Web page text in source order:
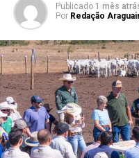
Publicado 1 mês
Por Redação